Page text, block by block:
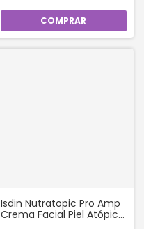
Isdin Nutratopic Pro Amp
Crema Facial Piel Atópica